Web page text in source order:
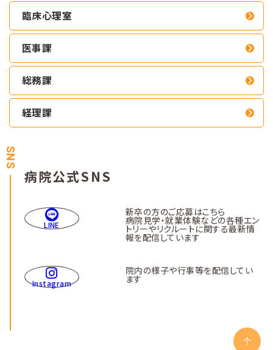
臨床心理室
医事課
総務課
経理課
SNS
病院公式SNS
LINE
新卒の方のご応募はこちら
病院見学・就業体験などの各種エン
トリーやリクルートに関する最新情
報を配信しています
Instagram
院内の様子や行事等を配信してい
ます